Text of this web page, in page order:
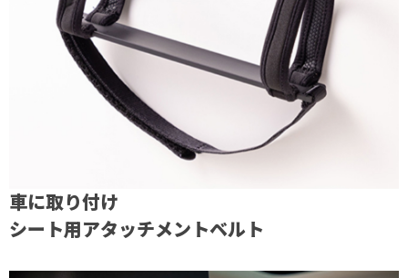
車に取り付け
シート用アタッチメントベルト